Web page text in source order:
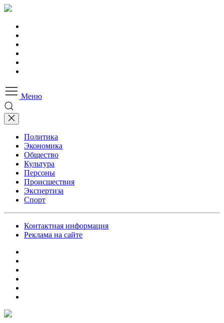
Меню
Политика
Экономика
Общество
Культура
Персоны
Происшествия
Экспертиза
Спорт
Контактная информация
Реклама на сайте